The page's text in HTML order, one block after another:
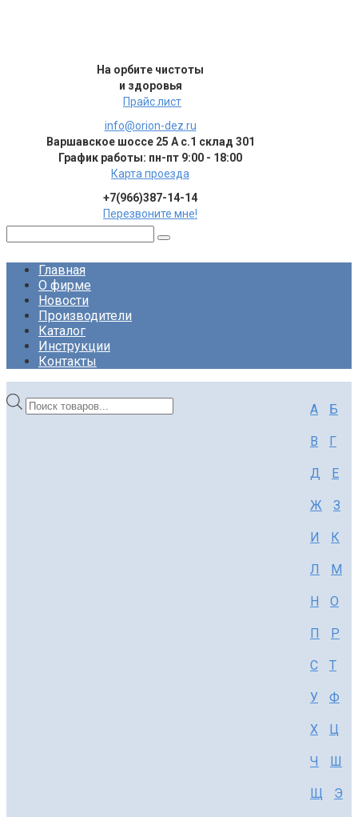
На орбите чистоты
и здоровья
Прайс лист
info@orion-dez.ru
Варшавское шоссе 25 А с.1 склад 301
График работы: пн-пт 9:00 - 18:00
Карта проезда
+7(966)387-14-14
Перезвоните мне!
Главная
О фирме
Новости
Производители
Каталог
Инструкции
Контакты
Поиск
товаров
А Б
В Г
Д Е
Ж З
И К
Л М
Н О
П Р
С Т
У Ф
Х Ц
Ч Ш
Щ Э